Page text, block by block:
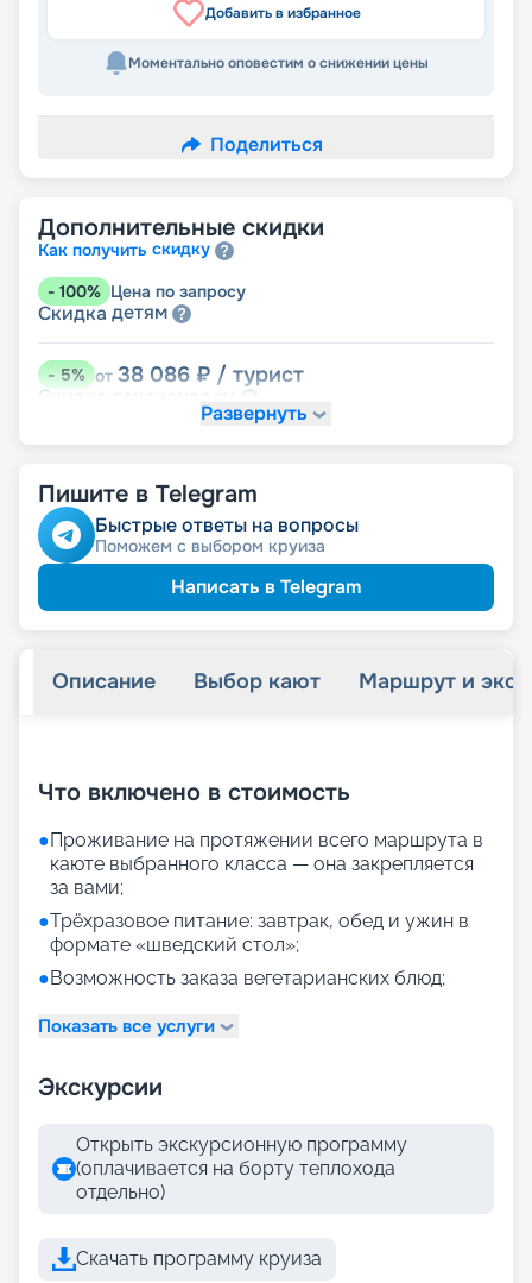
Добавить в избранное
Моментально оповестим о снижении цены
Поделиться
Дополнительные скидки
Как получить скидку
- 100% Цена по запросу
Скидка детям
-5% от 38 086 ₽ / турист
Скидка
Развернуть
Пишите в Telegram
Быстрые ответы на вопросы
Поможем с выбором круиза
Написать в Telegram
Описание Выбор кают Маршрут и
Что включено в стоимость
●Проживание на протяжении всего маршрута в
каюте выбранного класса — она закрепляется
за вами;
●Трёхразовое питание: завтрак, обед и ужин в
формате «шведский стол»;
●Возможность заказа вегетарианских блюд;
Показать все услуги
Экскурсии
Открыть экскурсионную программу
(оплачивается на борту теплохода
отдельно)
Скачать программу круиза